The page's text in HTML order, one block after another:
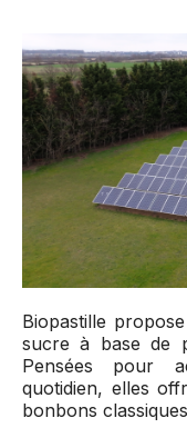
Biopastille
sucre à base de
Pensées pour
quotidien, elles
bonbons